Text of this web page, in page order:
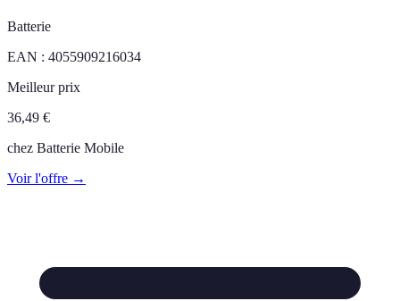
Batterie
EAN : 4055909216034
Meilleur prix
36,49 €
chez Batterie Mobile
Voir l'offre →